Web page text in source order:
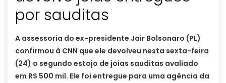
por sauditas
A assessoria do ex-presidente Jair Bolsonaro (PL)
confirmou à CNN que ele devolveu nesta sexta-feira
(24) o segundo estojo de joias sauditas avaliado
em R$ 500 mil. Ele foi entregue para uma agência da